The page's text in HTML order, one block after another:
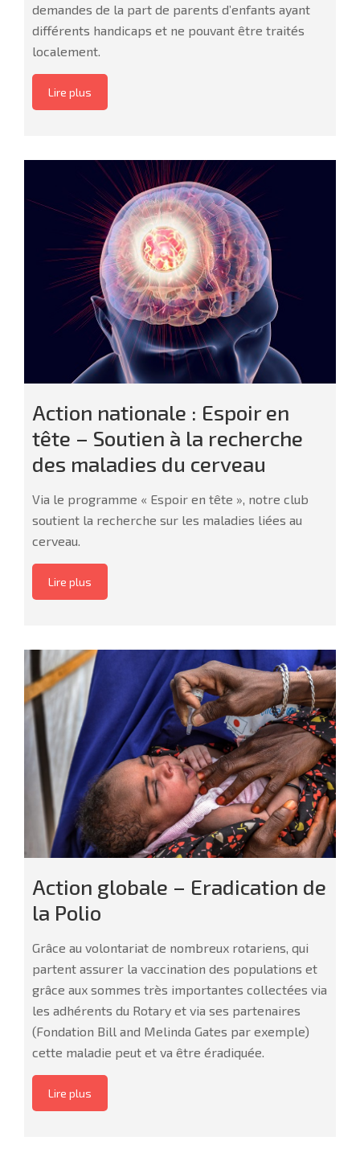
demandes de la part de parents d’enfants ayant
différents handicaps et ne pouvant être traités
localement.
Lire plus
Action nationale : Espoir en
tête – Soutien à la recherche
des maladies du cerveau
Via le programme « Espoir en tête », notre club
soutient la recherche sur les maladies liées au
cerveau.
Lire plus
Action globale – Eradication de
la Polio
Grâce au volontariat de nombreux rotariens, qui
partent assurer la vaccination des populations et
grâce aux sommes très importantes collectées via
les adhérents du Rotary et via ses partenaires
(Fondation Bill and Melinda Gates par exemple)
cette maladie peut et va être éradiquée.
Lire plus